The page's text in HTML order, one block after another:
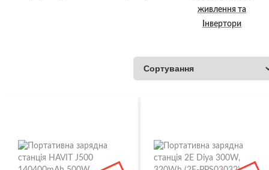
живлення та
Інвертори